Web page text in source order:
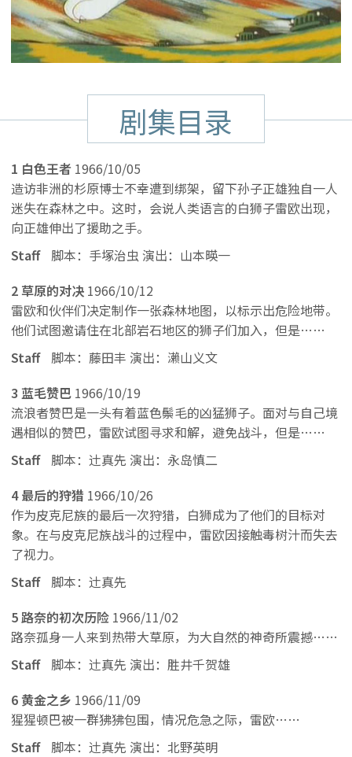
剧集目录
1 白色王者 1966/10/05
造访非洲的杉原博士不幸遭到绑架，留下孙子正雄独自一人
迷失在森林之中。这时，会说人类语言的白狮子雷欧出现，
向正雄伸出了援助之手。
Staff
脚本：手塚治虫 演出：山本暎一
2 草原的对决 1966/10/12
雷欧和伙伴们决定制作一张森林地图，以标示出危险地带。
他们试图邀请住在北部岩石地区的狮子们加入，但是……
Staff
脚本：藤田丰 演出：濑山义文
3 蓝毛赞巴 1966/10/19
流浪者赞巴是一头有着蓝色鬃毛的凶猛狮子。面对与自己境
遇相似的赞巴，雷欧试图寻求和解，避免战斗，但是……
Staff
脚本：辻真先 演出：永岛慎二
4 最后的狩猎 1966/10/26
作为皮克尼族的最后一次狩猎，白狮成为了他们的目标对
象。在与皮克尼族战斗的过程中，雷欧因接触毒树汁而失去
了视力。
Staff
脚本：辻真先
5 路奈的初次历险 1966/11/02
路奈孤身一人来到热带大草原，为大自然的神奇所震撼……
Staff
脚本：辻真先 演出：胜井千贺雄
6 黄金之乡 1966/11/09
猩猩顿巴被一群狒狒包围，情况危急之际，雷欧……
Staff
脚本：辻真先 演出：北野英明